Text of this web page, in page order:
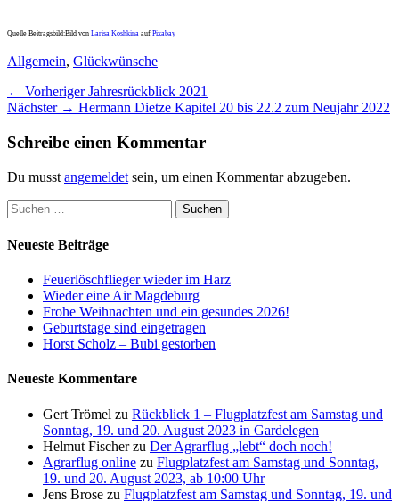
Quelle Beitragsbild:Bild von Larisa Koshkina auf Pixabay
Kategorien
Allgemein, Glückwünsche
Beitragsnavigation
← Vorheriger Vorheriger
Beitrag:
Jahresrückblick 2021
Nächster → Nächster
Hermann Dietze Kapitel 20 bis 22.2 zum Neujahr 2022
Schreibe einen Kommentar
Du musst angemeldet sein, um einen Kommentar abzugeben.
Suchen
nach:
Neueste Beiträge
Feuerlöschflieger wieder im Harz
Wieder eine Air Magdeburg
Frohe Weihnachten und ein gesundes 2026!
Geburtstage sind eingetragen
Horst Scholz – Bubi gestorben
Neueste Kommentare
Gert Trömel zu Rückblick 1 – Flugplatzfest am Samstag und
Sonntag, 19. und 20. August 2023 in Gardelegen
Helmut Fischerzu Der Agrarflug „lebt“ doch noch!
Agrarflug online zu Flugplatzfest am Samstag und Sonntag,
19. und 20. August 2023, ab 10:00 Uhr
Jens Brose zu Flugplatzfest am Samstag und Sonntag, 19. und